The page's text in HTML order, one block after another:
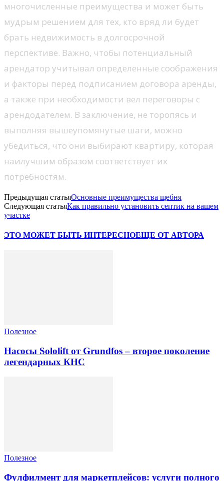
многочисленные преимущества и может быть
мудрым решением для тех, кто вряд ли будет
брать недвижимость в долгосрочной
перспективе. Важно, чтобы потенциальный
арендатор учитывал определенные соображения
и факторы перед подписанием договора аренды,
а также при необходимости вел переговоры с
арендодателем. В заключение, не торопясь и
выполняя вышеупомянутые шаги, можно
убедиться, что они выбирают квартиру, которая
наилучшим образом соответствует их
потребностям.
Предыдущая статьяОсновные преимущества щебня
Следующая статьяКак правильно установить септик на вашем
участке
ЭТО МОЖЕТ БЫТЬ ИНТЕРЕСНОЕЩЕ ОТ АВТОРА
Полезное
Насосы Sololift от Grundfos – второе поколение
легендарных КНС
Полезное
Фулфилмент для маркетплейсов: услуги полного